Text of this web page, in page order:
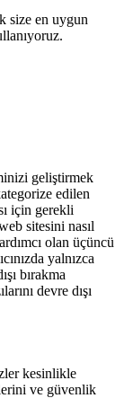
size en uygun
geliştirmek
edilen
için gerekli
sitesini nasıl
olan üçüncü
yalnızca
bırakma
devre dışı
kesinlikle
ve güvenlik